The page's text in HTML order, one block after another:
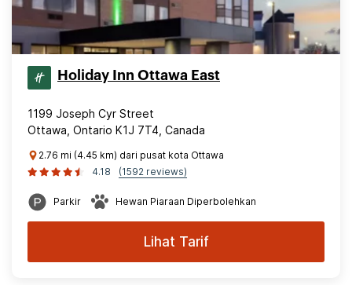
Holiday Inn Ottawa East
1199 Joseph Cyr Street
Ottawa, Ontario K1J 7T4, Canada
2.76 mi (4.45 km) dari pusat kota Ottawa
4.18
(1592 reviews)
Parkir Hewan Piaraan Diperbolehkan
Lihat Tarif